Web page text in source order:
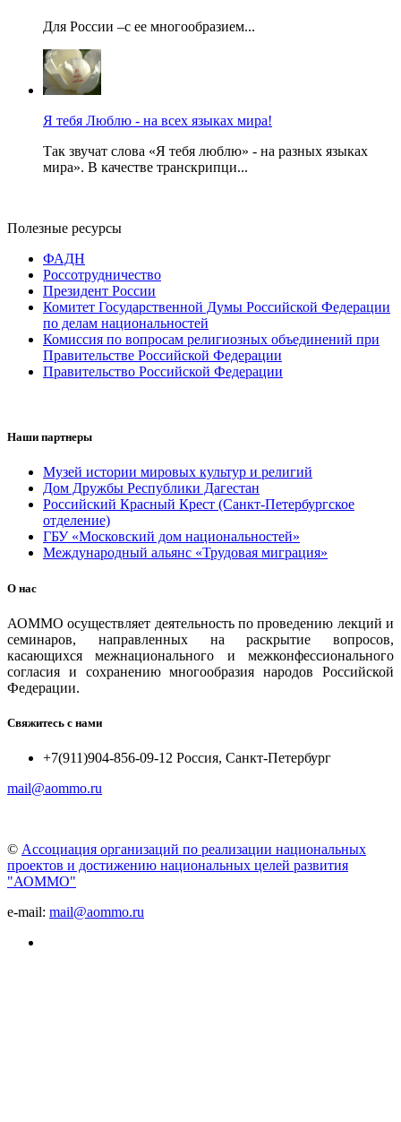
Для России –с ее многообразием...
Я тебя Люблю - на всех языках мира!
Так звучат слова «Я тебя люблю» - на разных языках
мира». В качестве транскрипци...
Полезные ресурсы
ФАДН
Россотрудничество
Президент России
Комитет Государственной Думы Российской Федерации
по делам национальностей
Комиссия по вопросам религиозных объединений при
Правительстве Российской Федерации
Правительство Российской Федерации
Наши партнеры
Музей истории мировых культур и религий
Дом Дружбы Республики Дагестан
Российский Красный Крест (Санкт-Петербургское
отделение)
ГБУ «Московский дом национальностей»
Международный альянс «Трудовая миграция»
О нас
АОММО осуществляет деятельность по проведению лекций и
семинаров, направленных на раскрытие вопросов,
касающихся межнационального и межконфессионального
согласия и сохранению многообразия народов Российской
Федерации.
Свяжитесь с нами
+7(911)904-856-09-12 Россия, Санкт-Петербург
mail@aommo.ru
© Ассоциация организаций по реализации национальных
проектов и достижению национальных целей развития
"АОММО"
e-mail: mail@aommo.ru